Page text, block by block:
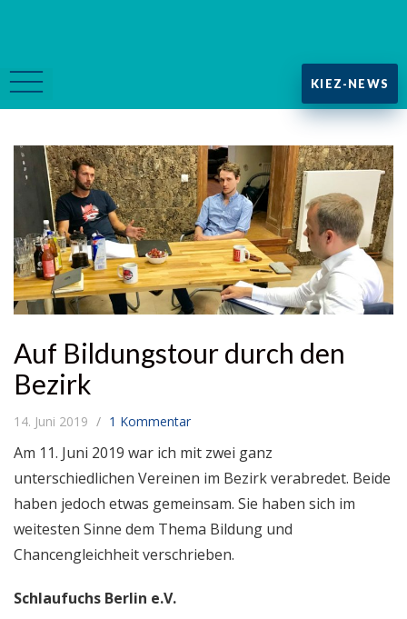
KIEZ-NEWS
Auf Bildungstour durch den
Bezirk
14. Juni 2019 1 Kommentar
Am 11. Juni 2019 war ich mit zwei ganz
unterschiedlichen Vereinen im Bezirk verabredet. Beide
haben jedoch etwas gemeinsam. Sie haben sich im
weitesten Sinne dem Thema Bildung und
Chancengleichheit verschrieben.
Schlaufuchs Berlin e.V.